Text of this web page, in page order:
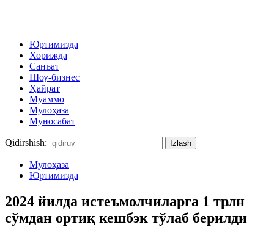
Юртимизда
Хорижда
Санъат
Шоу-бизнес
Ҳайрат
Муаммо
Мулоҳаза
Муносабат
Qidirshish:
Мулоҳаза
Юртимизда
2024 йилда истеъмолчиларга 1 трлн
сўмдан ортиқ кешбэк тўлаб берилди